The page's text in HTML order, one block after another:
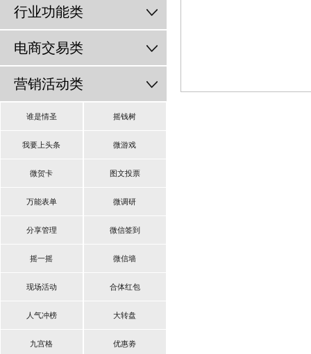
行业功能类
电商交易类
营销活动类
谁是情圣 摇钱树
我要上头条 微游戏
微贺卡 图文投票
万能表单 微调研
分享管理 微信签到
摇一摇 微信墙
现场活动 合体红包
人气冲榜 大转盘
九宫格 优惠劵